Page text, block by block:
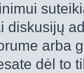
diskusijų
arba
dėl to